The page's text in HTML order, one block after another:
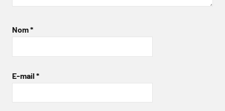
Nom*
E-mail *